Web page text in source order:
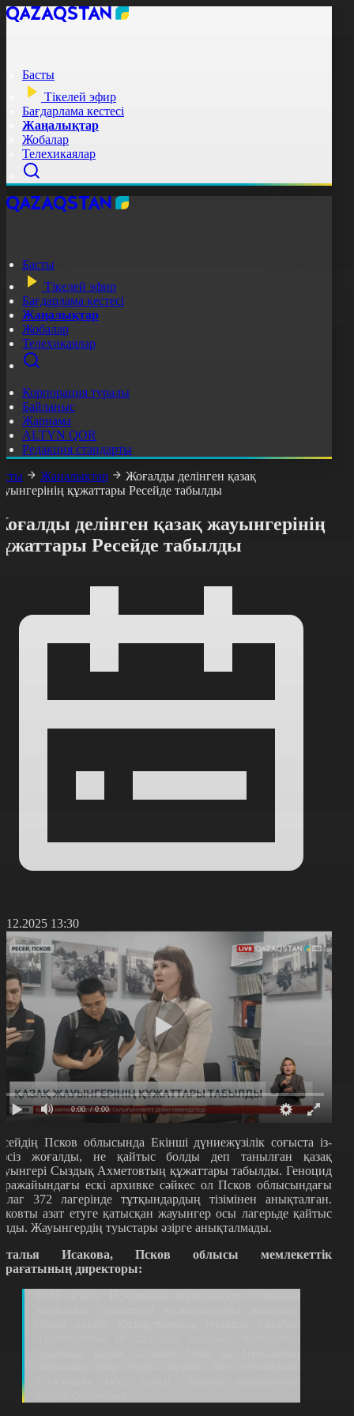
Басты
Тікелей эфир
Бағдарлама кестесі
Жаңалықтар
Жобалар
Телехикаялар
Басты
Тікелей эфир
Бағдарлама кестесі
Жаңалықтар
Жобалар
Телехикаялар
Корпорация туралы
Байланыс
Жарнама
ALTYN QOR
Редакция стандарты
Жаңалықтар
Жоғалды делінген қазақ
құжаттары Ресейде табылды
делінген қазақ жауынгерінің
Ресейде табылды
13:30
0:00 / 0:00
Псков облысында Екінші дүниежүзілік соғыста із-
жоғалды, не қайтыс болды деп танылған қазақ
Сыздық Ахметовтың құжаттары табылды. Геноцид
ескі архивке сәйкес ол Псков облысындағы
372 лагерінде тұтқындардың тізімінен анықталған.
азат етуге қатысқан жауынгер осы лагерьде қайтыс
Жауынгердің туыстары әзірге анықталмады.
Исакова, Псков облысы мемлекеттік
директоры: